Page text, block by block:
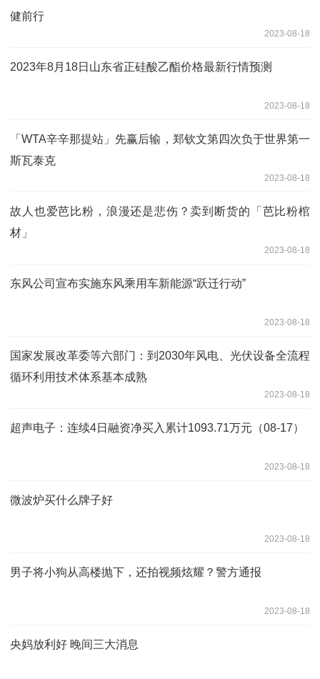
健前行
2023-08-18
2023年8月18日山东省正硅酸乙酯价格最新行情预测
2023-08-18
「WTA辛辛那提站」先赢后输，郑钦文第四次负于世界第一
斯瓦泰克
2023-08-18
故人也爱芭比粉，浪漫还是悲伤？卖到断货的「芭比粉棺
材」
2023-08-18
东风公司宣布实施东风乘用车新能源“跃迁行动”
2023-08-18
国家发展改革委等六部门：到2030年风电、光伏设备全流程
循环利用技术体系基本成熟
2023-08-18
超声电子：连续4日融资净买入累计1093.71万元（08-17）
2023-08-18
微波炉买什么牌子好
2023-08-18
男子将小狗从高楼抛下，还拍视频炫耀？警方通报
2023-08-18
央妈放利好 晚间三大消息